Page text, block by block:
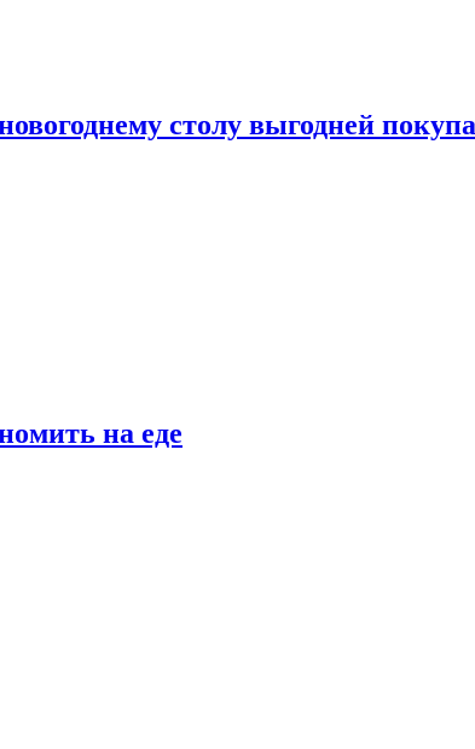
столу выгодней
на еде